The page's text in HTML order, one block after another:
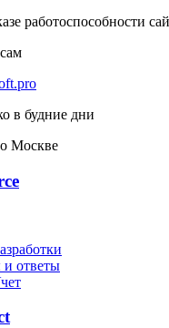
работоспособности
в будние дни
Москве
ответы